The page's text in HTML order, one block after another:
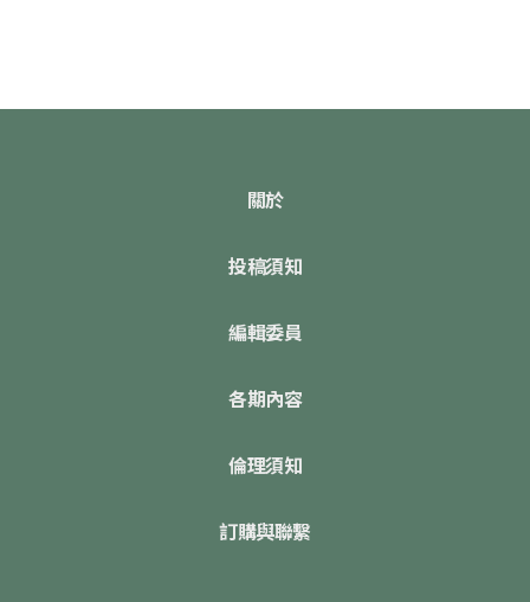
關於
投稿須知
編輯委員
各期內容
倫理須知
訂購與聯繫